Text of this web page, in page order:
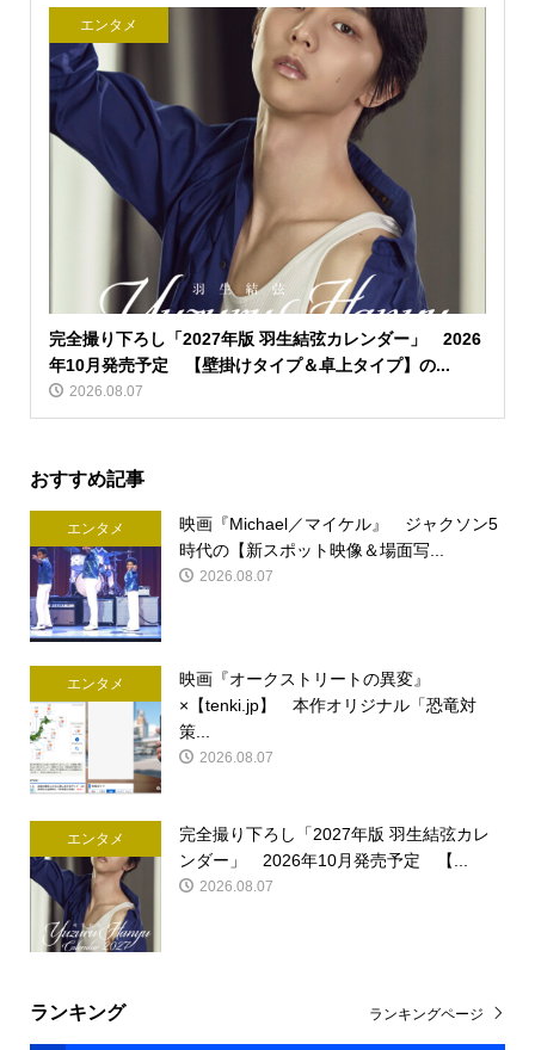
エンタメ
完全撮り下ろし「2027年版 羽生結弦カレンダー」 2026
年10月発売予定 【壁掛けタイプ＆卓上タイプ】の...
2026.08.07
おすすめ記事
エンタメ
映画『Michael／マイケル』 ジャクソン5
時代の【新スポット映像＆場面写...
2026.08.07
エンタメ
映画『オークストリートの異変』
×【tenki.jp】 本作オリジナル「恐竜対
策...
2026.08.07
エンタメ
完全撮り下ろし「2027年版 羽生結弦カレ
ンダー」 2026年10月発売予定 【...
2026.08.07
ランキング ランキングページ